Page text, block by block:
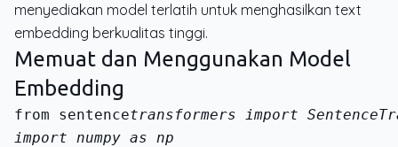
menyediakan model terlatih untuk menghasilkan text
embedding berkualitas tinggi.
Memuat dan Menggunakan Model
Embedding
from sentence
import numpy as np